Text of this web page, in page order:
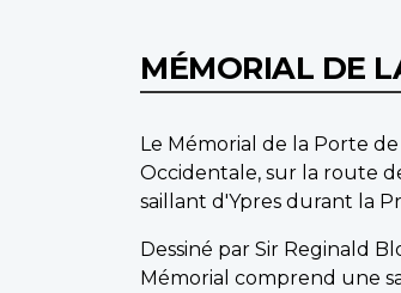
MÉMORIAL DE
Le Mémorial de la Porte
Occidentale, sur la route
saillant d'Ypres durant la
Dessiné par Sir Reginald
Mémorial comprend une